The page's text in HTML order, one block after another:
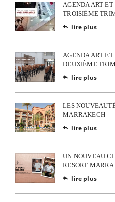
AGENDA ART
TROISIÈME
 lire plus
AGENDA ART
DEUXIÈME
 lire plus
LES
MARRAKECH
 lire plus
UN NOUVEAU
RESORT
 lire plus